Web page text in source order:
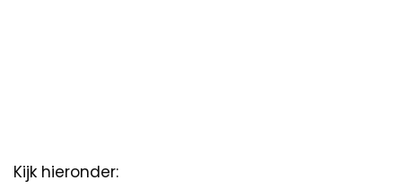
Kijk hieronder: